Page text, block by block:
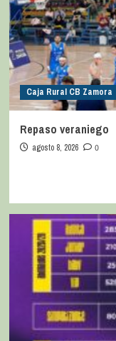
Caja Rural CB Zamora
Repaso veraniego
agosto 8, 2026 0